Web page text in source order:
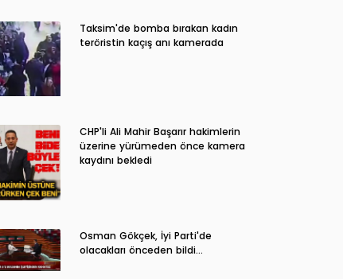
Taksim'de bomba bırakan kadın
teröristin kaçış anı kamerada
CHP'li Ali Mahir Başarır hakimlerin
üzerine yürümeden önce kamera
kaydını bekledi
Osman Gökçek, İyi Parti'de
olacakları önceden bildi...